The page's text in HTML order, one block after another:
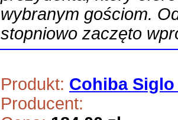
wybranym gościom.
stopniowo zaczęto
Produkt: Cohiba Siglo
Producent: